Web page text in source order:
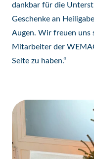
dankbar für die
Geschenke an
Augen. Wir freuen uns
Mitarbeiter der
Seite zu haben.“